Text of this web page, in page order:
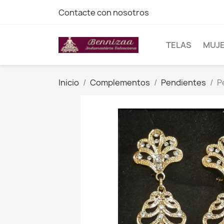
Contacte con nosotros
TELAS
Inicio Complementos Pendientes